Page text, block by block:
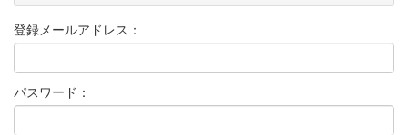
登録メールアドレス：
パスワード：